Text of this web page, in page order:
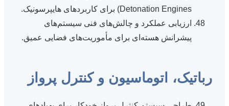
Detonation Engines) برای کاربردهای هایپرسونیک.
ارزیابی عملکرد و چالش‌های فنی سیستم‌های
پیشرانش هسته‌ای برای مأموریت‌های فضایی عمیق.
رباتیک، اتوماسیون و کنترل پرواز